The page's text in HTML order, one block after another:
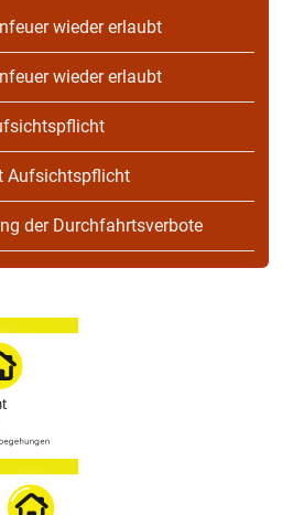
wieder erlaubt
wieder erlaubt
Aufsichtspflicht
der Durchfahrtsverbote